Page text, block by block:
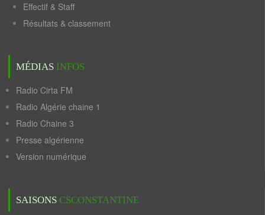
Effectif & Staff
Résultats & classement
MÉDIAS INFOS
Radio Cirta FM
Radio Algérie chaine 1
Radio Chaine 3
Presse algérienne
Version numérique
SAISONS CSCONSTANTINE